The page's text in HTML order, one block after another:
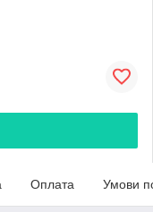
Оплата Умови